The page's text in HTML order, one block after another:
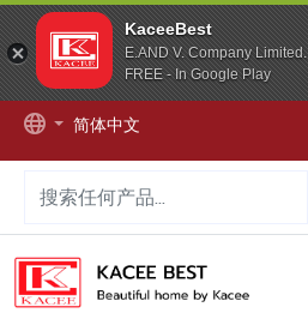
KaceeBest
E.AND V. Company Limited.
FREE - In Google Play
简体中文